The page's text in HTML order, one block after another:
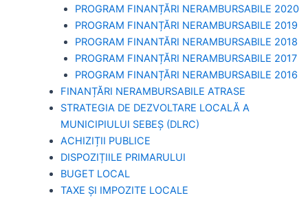
PROGRAM FINANȚĂRI NERAMBURSABILE 2020
PROGRAM FINANȚĂRI NERAMBURSABILE 2019
PROGRAM FINANTĂRI NERAMBURSABILE 2018
PROGRAM FINANȚĂRI NERAMBURSABILE 2017
PROGRAM FINANȚĂRI NERAMBURSABILE 2016
FINANȚĂRI NERAMBURSABILE ATRASE
STRATEGIA DE DEZVOLTARE LOCALĂ A
MUNICIPIULUI SEBEȘ (DLRC)
ACHIZIȚII PUBLICE
DISPOZIȚIILE PRIMARULUI
BUGET LOCAL
TAXE ȘI IMPOZITE LOCALE